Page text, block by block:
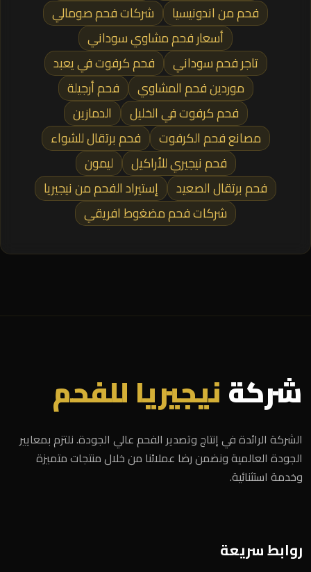
فحم من اندونيسيا
شركات فحم صومالي
أسعار فحم مشاوي سوداني
تاجر فحم سوداني
فحم كرفوت في يعبد
موردين فحم المشاوي
فحم أرجيلة
فحم كرفوت في الخليل
الدمازين
مصانع فحم الكرفوت
فحم برتقال للشواء
فحم نيجيري للأراكيل
ليمون
فحم برتقال الصعيد
إستيراد الفحم من نيجيريا
شركات فحم مضغوط افريقي
شركةنيجيريا للفحم
الشركة الرائدة في إنتاج وتصدير الفحم عالي الجودة. نلتزم بمعايير
الجودة العالمية ونضمن رضا عملائنا من خلال منتجات متميزة
وخدمة استثنائية.
روابط سريعة